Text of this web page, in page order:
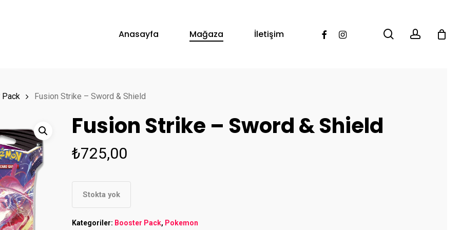
Anasayfa Mağaza İletişim FacebookInstagram searchaccount
Pack Fusion Strike – Sword & Shield
Fusion Strike – Sword & Shield
₺725,00
Stokta yok
Kategoriler: Booster Pack, Pokemon